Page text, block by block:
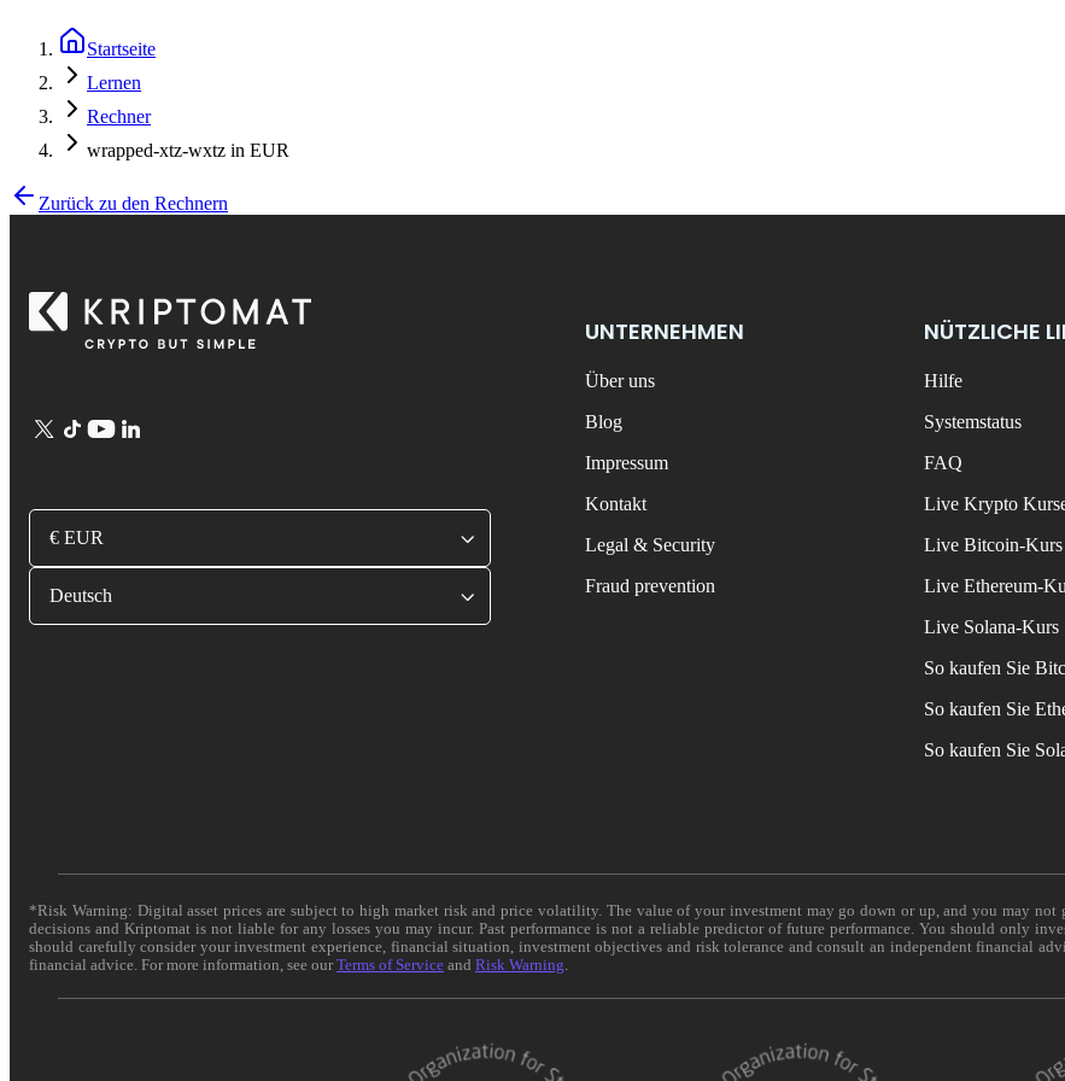
Startseite
Lernen
Rechner
wrapped-xtz-wxtz in EUR
Zurück zu den Rechnern
€ EUR
Deutsch
UNTERNEHMEN
Über uns
Blog
Impressum
Kontakt
Legal & Security
Fraud prevention
NÜTZLICHE
Hilfe
Systemstatus
FAQ
Live Krypto
Live Bitcoin-Kurs
Live Ethereum-
Live Solana-Kurs
So kaufen Sie
So kaufen Sie
So kaufen Sie
*Risk Warning: Digital asset prices are subject to high market risk and price volatility. The value of your investment may go down or up, and you may
decisions and Kriptomat is not liable for any losses you may incur. Past performance is not a reliable predictor of future performance. You should only
should carefully consider your investment experience, financial situation, investment objectives and risk tolerance and consult an independent financial
financial advice. For more information, see ourTerms of Service and Risk Warning